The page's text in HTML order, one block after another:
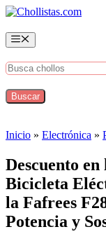
Saltar
contenido
Menú
Inicio » Electrónica »
Descuento
Bicicleta
la Fafrees
Potencia y